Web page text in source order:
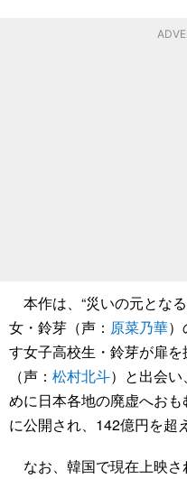
本作は、“災いの元とな
女・鈴芽（声： 原菜乃華
す女子高校生・鈴芽が扉
（声： 松村北斗）と出会
めに日本各地の廃虚へお
に公開され、142億円を超
なお、韓国で現在上映さ